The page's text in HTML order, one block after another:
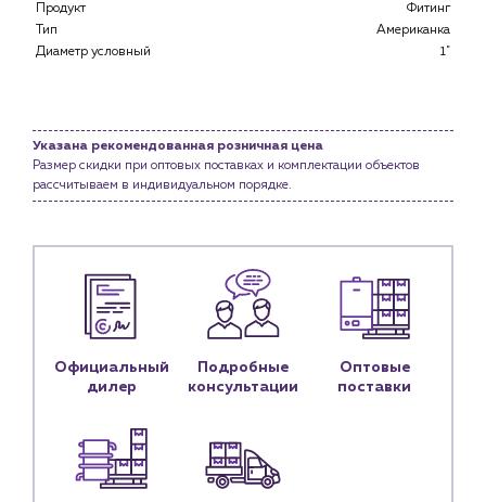
Портфолио
Личный кабинет
Контакты
+7 (918) 070-19-79
Продукт
Фитинг
Тип
Американка
Диаметр условный
1"
Указана рекомендованная розничная цена
Размер скидки при оптовых поставках и комплектации объектов
рассчитываем в индивидуальном порядке.
Официальный
дилер
Подробные
консультации
Оптовые
поставки